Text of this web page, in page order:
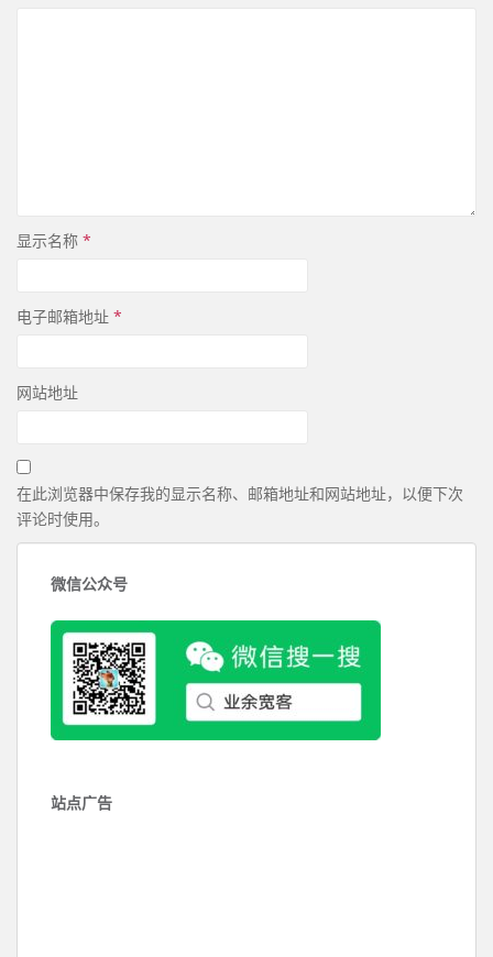
显示名称 *
电子邮箱地址 *
网站地址
在此浏览器中保存我的显示名称、邮箱地址和网站地址，以便下次
评论时使用。
微信公众号
站点广告